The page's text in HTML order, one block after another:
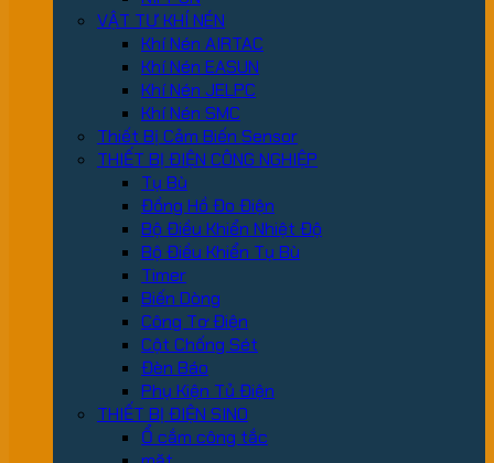
VẬT TƯ KHÍ NÉN
Khí Nén AIRTAC
Khí Nén EASUN
Khí Nén JELPC
Khí Nén SMC
Thiết Bị Cảm Biến Sensor
THIẾT BỊ ĐIỆN CÔNG NGHIỆP
Tụ Bù
Đồng Hồ Đo Điện
Bộ Điều Khiển Nhiệt Độ
Bộ Điều Khiển Tụ Bù
Timer
Biến Dòng
Công Tơ Điện
Cột Chống Sét
Đèn Báo
Phụ Kiện Tủ Điện
THIẾT BỊ ĐIỆN SINO
Ổ cắm công tắc